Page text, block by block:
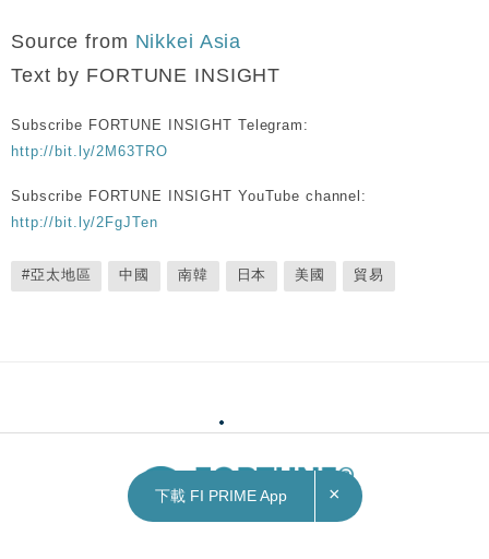
Source from Nikkei Asia
Text by FORTUNE INSIGHT
Subscribe FORTUNE INSIGHT Telegram:
http://bit.ly/2M63TRO
Subscribe FORTUNE INSIGHT YouTube channel:
http://bit.ly/2FgJTen
#亞太地區 中國 南韓 日本 美國 貿易
下載 FI PRIME App ×